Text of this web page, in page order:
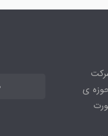
حوزه ی